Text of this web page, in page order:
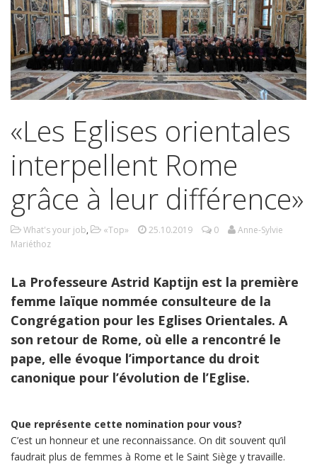
«Les Eglises orientales
interpellent Rome
grâce à leur différence»
What's your job, «Top» 25.10.2019 0
Anne-Sylvie
Mariéthoz
La Professeure Astrid Kaptijn est la première
femme laïque nommée consulteure de la
Congrégation pour les Eglises Orientales. A
son retour de Rome, où elle a rencontré le
pape, elle évoque l’importance du droit
canonique pour l’évolution de l’Eglise.
Que représente cette nomination pour vous?
C’est un honneur et une reconnaissance. On dit souvent qu’il
faudrait plus de femmes à Rome et le Saint Siège y travaille.